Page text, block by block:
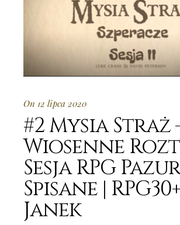
On 12 lipca 2020
#2 Mysia Straż
Wiosenne
Sesja RPG
Spisane |
Janek